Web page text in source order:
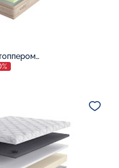
Матрас Divine Gold с топпером Memory 42